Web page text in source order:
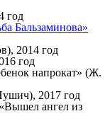
год
Бальзаминова»
2014 год
год
напрокат» (Ж.
2017 год
ангел из